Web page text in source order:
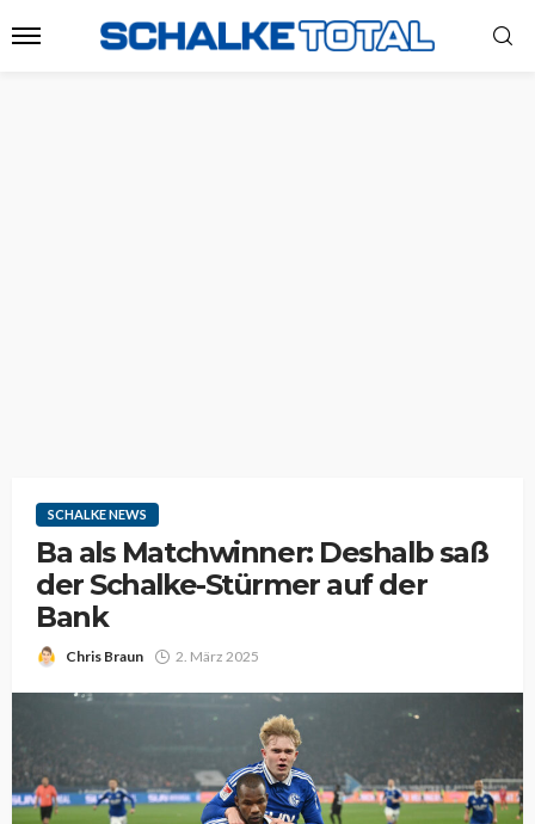
SCHALKE NEWS
Ba als Matchwinner: Deshalb saß
der Schalke-Stürmer auf der
Bank
Chris Braun 2. März 2025